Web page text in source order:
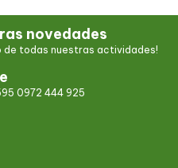
novedades
de todas nuestras actividades!
0972 444 925